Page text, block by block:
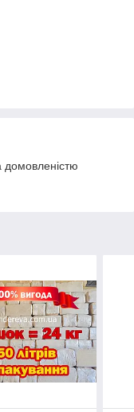
домовленістю